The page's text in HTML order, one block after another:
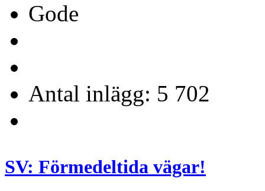
Gode
Antal inlägg: 5 702
SV: Förmedeltida vägar!